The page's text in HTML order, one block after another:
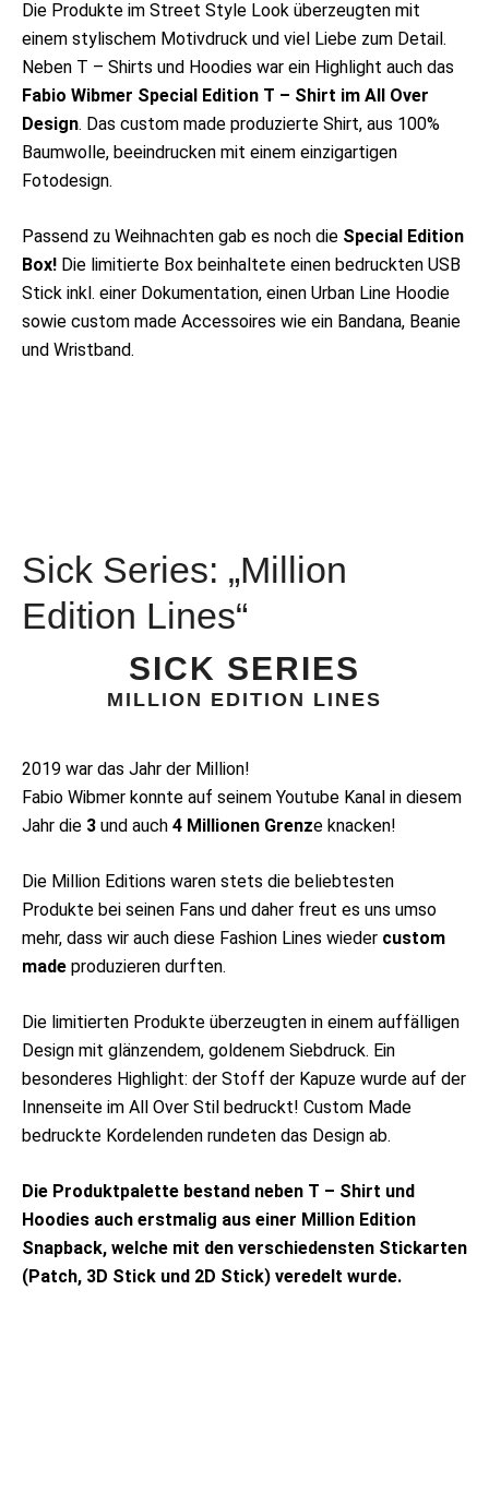
Die Produkte im Street Style Look überzeugten mit
einem stylischem Motivdruck und viel Liebe zum Detail.
Neben T – Shirts und Hoodies war ein Highlight auch das
Fabio Wibmer Special Edition T – Shirt im All Over
Design. Das custom made produzierte Shirt, aus 100%
Baumwolle, beeindrucken mit einem einzigartigen
Fotodesign.
Passend zu Weihnachten gab es noch die Special Edition
Box! Die limitierte Box beinhaltete einen bedruckten USB
Stick inkl. einer Dokumentation, einen Urban Line Hoodie
sowie custom made Accessoires wie ein Bandana, Beanie
und Wristband.
Sick Series: „Million
Edition Lines“
SICK SERIES
MILLION EDITION LINES
2019 war das Jahr der Million!
Fabio Wibmer konnte auf seinem Youtube Kanal in diesem
Jahr die 3 und auch 4 Millionen Grenze knacken!
Die Million Editions waren stets die beliebtesten
Produkte bei seinen Fans und daher freut es uns umso
mehr, dass wir auch diese Fashion Lines wieder custom
made produzieren durften.
Die limitierten Produkte überzeugten in einem auffälligen
Design mit glänzendem, goldenem Siebdruck. Ein
besonderes Highlight: der Stoff der Kapuze wurde auf der
Innenseite im All Over Stil bedruckt! Custom Made
bedruckte Kordelenden rundeten das Design ab.
Die Produktpalette bestand neben T – Shirt und
Hoodies auch erstmalig aus einer Million Edition
Snapback, welche mit den verschiedensten Stickarten
(Patch, 3D Stick und 2D Stick) veredelt wurde.